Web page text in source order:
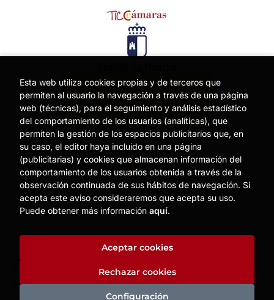
. Todos los Derechos Reservados |
Esta web utiliza cookies propias y de terceros que
permiten al usuario la navegación a través de una página
web (técnicas), para el seguimiento y análisis estadístico
del comportamiento de los usuarios (analíticas), que
permiten la gestión de los espacios publicitarios que, en
su caso, el editor haya incluido en una página
(publicitarias) y cookies que almacenan información del
comportamiento de los usuarios obtenida a través de la
observación continuada de sus hábitos de navegación. Si
acepta este aviso consideraremos que acepta su uso.
Puede obtener más información aquí.
Configuración
Rechazar cookies
Aceptar cookies